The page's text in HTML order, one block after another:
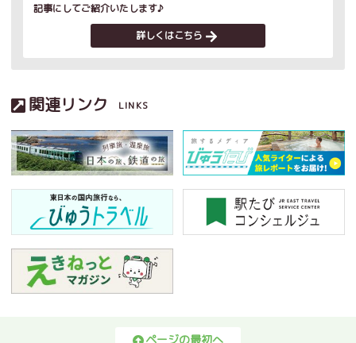
記事にしてご紹介いたします♪
詳しくはこちら
関連リンク LINKS
ページの最初へ